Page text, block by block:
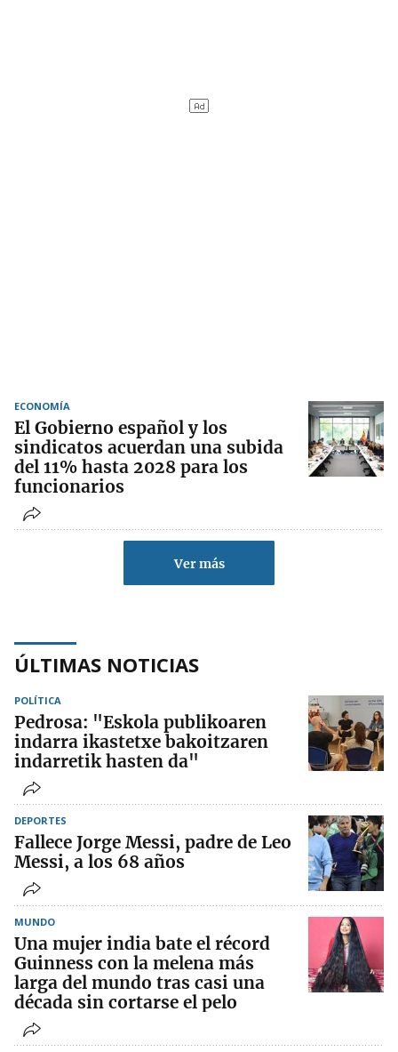
ECONOMÍA
El Gobierno español y los
sindicatos acuerdan una subida
del 11% hasta 2028 para los
funcionarios
Ver más
ÚLTIMAS NOTICIAS
POLÍTICA
Pedrosa: "Eskola publikoaren
indarra ikastetxe bakoitzaren
indarretik hasten da"
DEPORTES
Fallece Jorge Messi, padre de Leo
Messi, a los 68 años
MUNDO
Una mujer india bate el récord
Guinness con la melena más
larga del mundo tras casi una
década sin cortarse el pelo